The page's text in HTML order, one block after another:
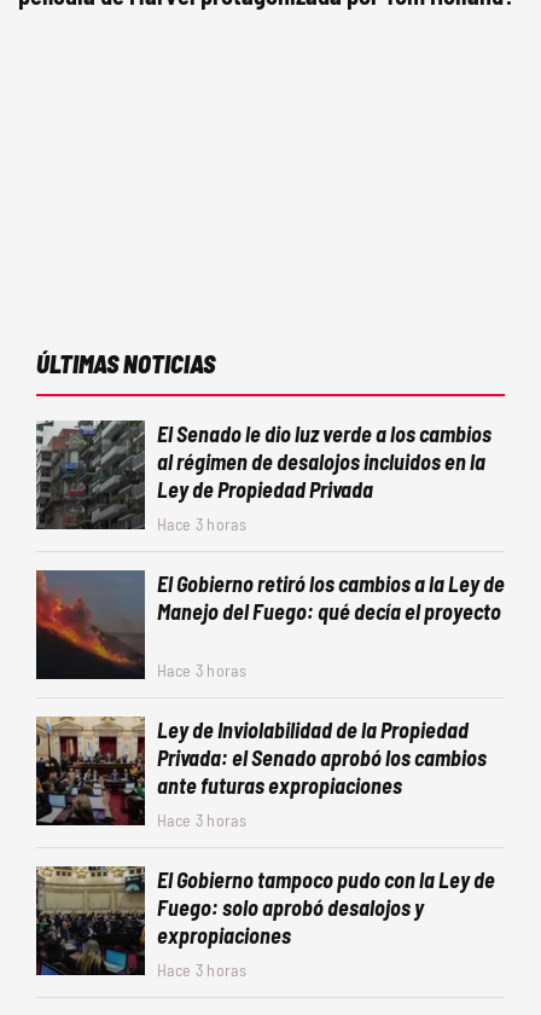
ÚLTIMAS NOTICIAS
El Senado le dio luz verde a los cambios
al régimen de desalojos incluidos en la
Ley de Propiedad Privada
Hace 3 horas
El Gobierno retiró los cambios a la Ley de
Manejo del Fuego: qué decía el proyecto
Hace 3 horas
Ley de Inviolabilidad de la Propiedad
Privada: el Senado aprobó los cambios
ante futuras expropiaciones
Hace 3 horas
El Gobierno tampoco pudo con la Ley de
Fuego: solo aprobó desalojos y
expropiaciones
Hace 3 horas